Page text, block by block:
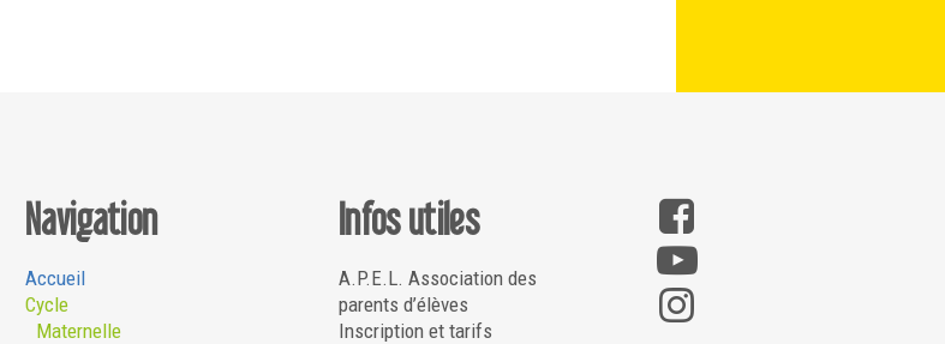
Navigation
Accueil
Cycle
Maternelle
Infos utiles
A.P.E.L. Association des
parents d’élèves
Inscription et tarifs